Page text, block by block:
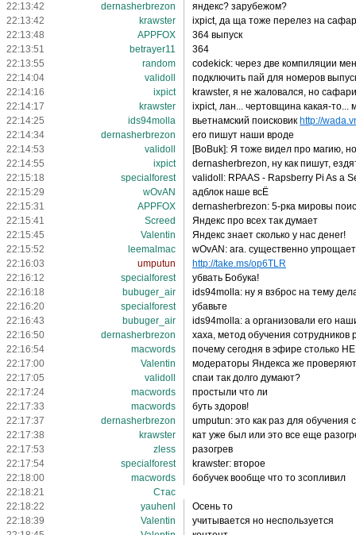
22:13:42
dernasherbrezon
яндекс? зарубежом?
22:13:42
krawster
ixpict, да ща тоже перелез на
22:13:48
APPFOX
364 выпуск
22:13:51
betrayer11
364
22:13:55
random
codekick: через две компиляции
22:14:04
validoll
подключить пай для номеров
22:14:16
ixpict
krawster, я не жаловался, но
22:14:17
krawster
ixpict, лан... чертовщина какая-
22:14:25
ids94molla вьетнамский поисковик http://
22:14:34
dernasherbrezon
его пишут наши вроде
22:14:53
validoll
[BoBuk]: Я тоже видел про магию,
22:14:55
ixpict
dernasherbrezon, ну как пишут,
22:15:18
specialforest
validoll: RPAAS - Rapsberry Pi As a
22:15:29
wOvAN
адблок наше всЁ
22:15:31
APPFOX
dernasherbrezon: 5-рка мировы
22:15:41
Screed
Яндекс про всех так думает
22:15:45
Valentin
Яндекс знает сколько у нас денег!
22:15:52
leemalmac
wOvAN: ага. существенно
22:16:03
umputun
http://take.ms/op6TLR
22:16:12
specialforest
убвать Бобука!
22:16:18
bubuger_air
ids94molla: ну я взброс на тему
22:16:20
specialforest
убавьте
22:16:43
bubuger_air
ids94molla: а организовали его
22:16:50
dernasherbrezon
хаха, метод обучения сотрудников
22:16:54
macwords
почему сегодня в эфире
22:17:00
Valentin
модераторы Яндекса же
22:17:05
validoll
спаи так долго думают?
22:17:24
macwords
простыли что ли
22:17:33
macwords
буть здоров!
22:17:37
dernasherbrezon
umputun: это как раз для обучения
22:17:38
krawster
кат уже был или это все еще
22:17:53
zless
разогрев
22:17:54
specialforest
krawster: второе
22:18:00
macwords
бобучек вообще что то зсопливил
22:18:21
Стас
22:18:22
yauhenl
Осень то
22:18:39
Valentin
учитывается но неспользуется